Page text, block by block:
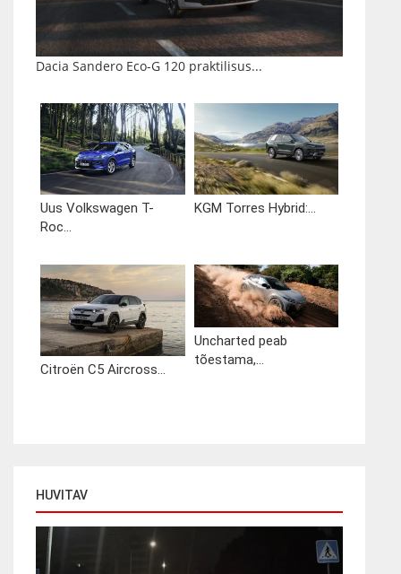
Dacia Sandero Eco-G 120 praktilisus...
Uus Volkswagen T-
Roc...
KGM Torres Hybrid:...
Citroën C5 Aircross...
Uncharted peab
tõestama,...
HUVITAV